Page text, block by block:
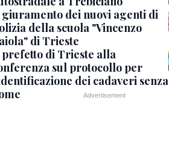
dei nuovi agenti di
della scuola "Vincenzo
di Trieste
di Trieste alla
sul protocollo per
dei cadaveri senza